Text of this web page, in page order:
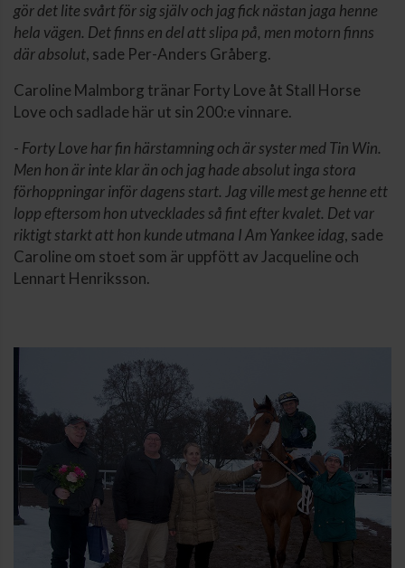
gör det lite svårt för sig själv och jag fick nästan jaga henne
hela vägen. Det finns en del att slipa på, men motorn finns
där absolut, sade Per-Anders Gråberg.
Caroline Malmborg tränar Forty Love åt Stall Horse
Love och sadlade här ut sin 200:e vinnare.
- Forty Love har fin härstamning och är syster med Tin Win.
Men hon är inte klar än och jag hade absolut inga stora
förhoppningar inför dagens start. Jag ville mest ge henne ett
lopp eftersom hon utvecklades så fint efter kvalet. Det var
riktigt starkt att hon kunde utmana I Am Yankee idag, sade
Caroline om stoet som är uppfött av Jacqueline och
Lennart Henriksson.